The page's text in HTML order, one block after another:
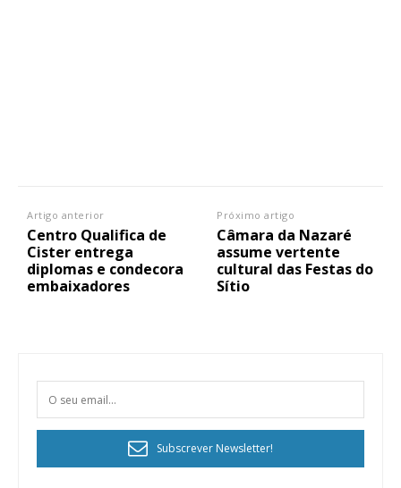
Artigo anterior
Centro Qualifica de
Cister entrega
diplomas e condecora
embaixadores
Próximo artigo
Câmara da Nazaré
assume vertente
cultural das Festas do
Sítio
Subscrever Newsletter!